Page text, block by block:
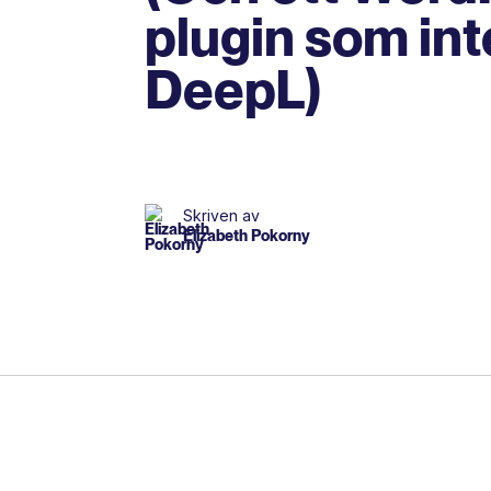
plugin som
DeepL)
Skriven av
Elizabeth Pokorny